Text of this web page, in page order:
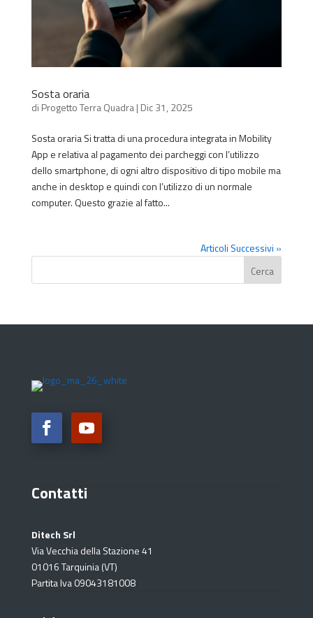
Sosta oraria
di Progetto Terra Quadra| Dic 31, 2025
Sosta oraria Si tratta di una procedura integrata in Mobility
App e relativa al pagamento dei parcheggi con l’utilizzo
dello smartphone, di ogni altro dispositivo di tipo mobile ma
anche in desktop e quindi con l’utilizzo di un normale
computer. Questo grazie al fatto...
Articoli Successivi »
Contatti
Ditech Srl
Via Vecchia della Stazione 41
01016 Tarquinia (VT)
Partita Iva 09043181008